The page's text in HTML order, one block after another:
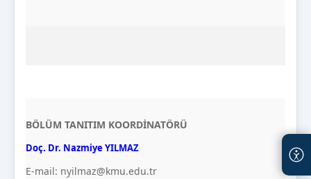
BÖLÜM TANITIM KOORDİNATÖRÜ
Doç. Dr. Nazmiye YILMAZ
E-mail: nyilmaz@kmu.edu.tr